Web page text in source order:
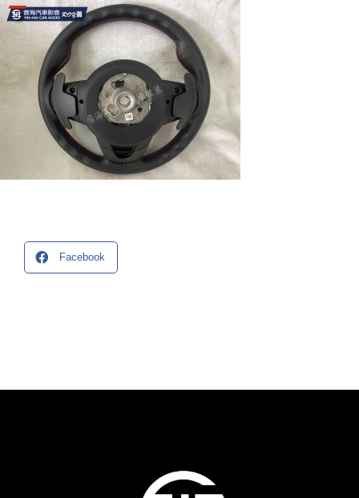
Facebook